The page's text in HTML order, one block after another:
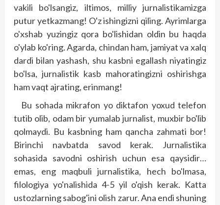
vakili bo'lsangiz, iltimos, milliy jurnalistikamizga
putur yetkazmang! O'z ishingizni qiling. Ayrimlarga
o'xshab yuzingiz qora bo'lishidan oldin bu haqda
o'ylab ko'ring. Agarda, chindan ham, jamiyat va xalq
dardi bilan yashash, shu kasbni egallash niyatingiz
bo'lsa, jurnalistik kasb mahoratingizni oshirishga
ham vaqt ajrating, erinmang!
Bu sohada mikrafon yo diktafon yoxud telefon
tutib olib, odam bir yumalab jurnalist, muxbir bo'lib
qolmaydi. Bu kasbning ham qancha zahmati bor!
Birinchi navbatda savod kerak. Jurnalistika
sohasida savodni oshirish uchun esa qaysidir…
emas, eng maqbuli jurnalistika, hech bo'lmasa,
filologiya yo'nalishida 4-5 yil o'qish kerak. Katta
ustozlarning sabog'ini olish zarur. Ana endi shuning